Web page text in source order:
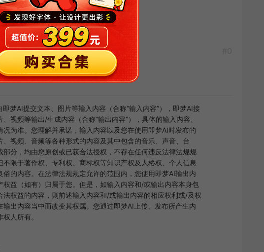
网址
免费商用，收费的才可以
梦AI提交文本、图片等输入内容（合称“输入内容”），即梦AI接
视频等输出/生成内容（合称“输出内容”），具体的输入内容、
为准。您理解并承诺，输入内容以及您在使用即梦AI时发布的
、视频、音频等各种形式的内容及其中包含的音乐、声音、台
分，均由您原创或已获合法授权，不存在任何违反法律法规规
限于著作权、专利权、商标权等知识产权及人格权、个人信息
的内容。在法律法规规定允许的范围内，您使用即梦AI输出内
权益（如有）归属于您。但是，如输入内容和/或输出内容本身包
法权益的内容，则前述输入内容和/或输出内容的相应权利或/及权
出内容当中而改变其权属。您通过即梦AI上传、发布所产生内
人所有。